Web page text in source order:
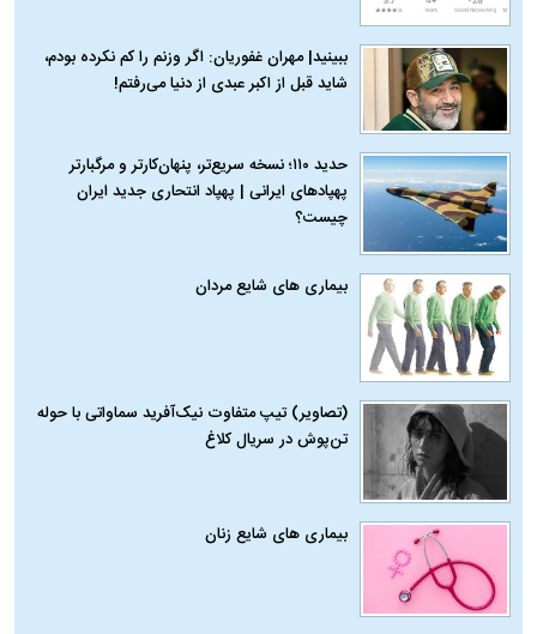
ببینید| مهران غفوریان: اگر وزنم را کم نکرده بودم،
شاید قبل از اکبر عبدی از دنیا می‌رفتم!
حدید ۱۱۰؛ نسخه سریع‌تر، پنهان‌کارتر و مرگبارتر
پهپادهای ایرانی | پهپاد انتحاری جدید ایران
چیست؟
بیماری‌ های شایع مردان
(تصاویر) تیپ متفاوت نیک‌آفرید سماواتی با حوله
تن‌پوش در سریال کلاغ
بیماری‌ های شایع زنان